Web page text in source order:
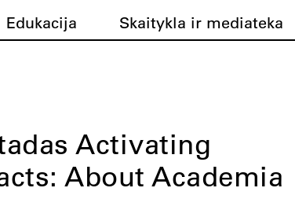
Edukacija Skaitykla ir mediateka
Activating
About Academia